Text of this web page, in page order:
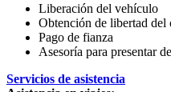
Liberación del vehículo
Obtención de libertad del
Pago de fianza
Asesoría para presentar
Servicios de asistencia